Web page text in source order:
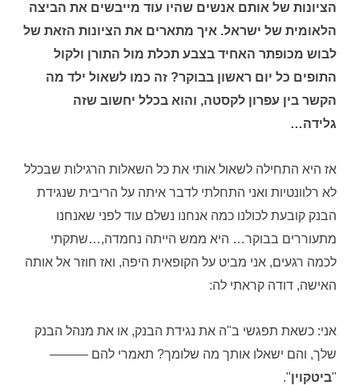
הציונות של אותם אנשים שהיו עוד מייבשים את הביצה
הלאומית של ישראל. איך מתארים את הציונות הזאת של
לבוש מכופתר האחיד בצבע תכלת מול התורן ולקול
התופים כל יום ראשון בבוקר? זה כמו לשאול ילד מה
הקשר בין עפרון לקסטה, והוא בכלל יחשוב שזה
גלידה…
אז היא התחילה לשאול אותי את כל השאלות הרגילות שבכלל
לא רלוונטיות ואני התחלתי לדבר איתה על הריבית שנגידת
הבנק קובעת לכולנו כמה אנחנו נשלם עוד לפני שאנחנו
מתעוררים בבוקר… היא ממש הייתה נחמדה,…שתקתי
לכמה רגעים, אני מביט על הקופאית היפה, ואז חוזר אל אותה
האישה, דודה קראתי לה:
אני: כשאת תפגשי ב"ה את נגידת הבנק, או את מנהל הבנק
שלך, והם ישאלו אותך מה שלומך? תאמרי להם ———
"ביטקוין".